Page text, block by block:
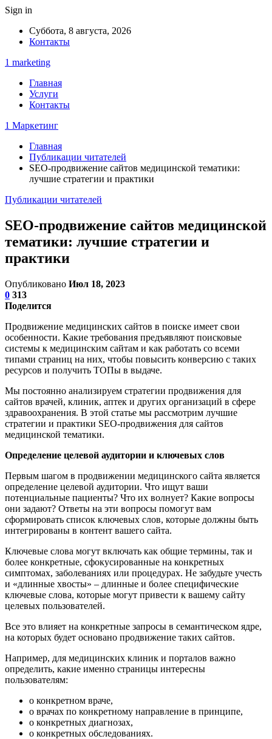
Sign in
Суббота, 8 августа, 2026
Контакты
1 marketing
Главная
Услуги
Контакты
1 Маркетинг
Главная
Публикации читателей
SEO-продвижение сайтов медицинской тематики:
лучшие стратегии и практики
Публикации читателей
SEO-продвижение сайтов медицинской
тематики: лучшие стратегии и
практики
Опубликовано Июл 18, 2023
0 313
Поделится
Продвижение медицинских сайтов в поиске имеет свои
особенности. Какие требования предъявляют поисковые
системы к медицинским сайтам и как работать со всеми
типами страниц на них, чтобы повысить конверсию с таких
ресурсов и получить ТОПы в выдаче.
Мы постоянно анализируем стратегии продвижения для
сайтов врачей, клиник, аптек и других организаций в сфере
здравоохранения. В этой статье мы рассмотрим лучшие
стратегии и практики SEO-продвижения для сайтов
медицинской тематики.
Определение целевой аудитории и ключевых слов
Первым шагом в продвижении медицинского сайта является
определение целевой аудитории. Что ищут ваши
потенциальные пациенты? Что их волнует? Какие вопросы
они задают? Ответы на эти вопросы помогут вам
сформировать список ключевых слов, которые должны быть
интегрированы в контент вашего сайта.
Ключевые слова могут включать как общие термины, так и
более конкретные, сфокусированные на конкретных
симптомах, заболеваниях или процедурах. Не забудьте учесть
и «длинные хвосты» – длинные и более специфические
ключевые слова, которые могут привести к вашему сайту
целевых пользователей.
Все это влияет на конкретные запросы в семантическом ядре,
на которых будет основано продвижение таких сайтов.
Например, для медицинских клиник и порталов важно
определить, какие именно страницы интересны
пользователям:
о конкретном враче,
о врачах по конкретному направление в принципе,
о конкретных диагнозах,
о конкретных обследованиях.